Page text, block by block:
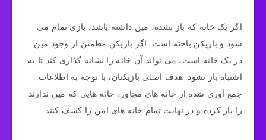
اگر یک خانه که باز نشده، مین داشته باشد، بازی تمام می‌
شود و بازیکن باخته است. اگر بازیکن مطمئن از وجود مین
در یک خانه است، می‌ تواند آن خانه را نشانه گذاری کند تا به
اشتباه باز نشود. هدف اصلی بازیکنان، با توجه به اطلاعات
جمع‌ آوری‌ شده از خانه‌ های مجاور، خانه‌ هایی که مین ندارند
را باز کرده و در نهایت تمام خانه‌ های امن را کشف کنند.